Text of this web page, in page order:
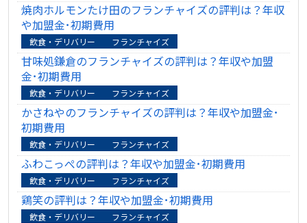
焼肉ホルモンたけ田のフランチャイズの評判は？年収
や加盟金･初期費用
飲食・デリバリー フランチャイズ
甘味処鎌倉のフランチャイズの評判は？年収や加盟
金･初期費用
飲食・デリバリー フランチャイズ
かさねやのフランチャイズの評判は？年収や加盟金･
初期費用
飲食・デリバリー フランチャイズ
ふわこっぺの評判は？年収や加盟金･初期費用
飲食・デリバリー フランチャイズ
鶏笑の評判は？年収や加盟金･初期費用
飲食・デリバリー フランチャイズ